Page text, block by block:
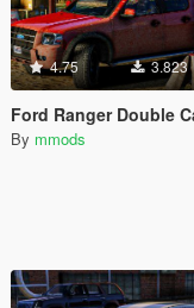
4.75 3.823
Ford Ranger Double Cab 2003
By mmods